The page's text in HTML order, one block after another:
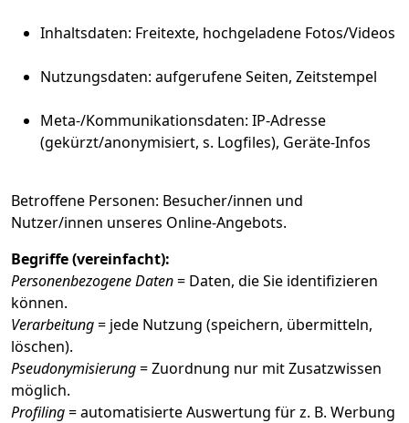
Inhaltsdaten: Freitexte, hochgeladene Fotos/Videos
Nutzungsdaten: aufgerufene Seiten, Zeitstempel
Meta-/Kommunikationsdaten: IP-Adresse
(gekürzt/anonymisiert, s. Logfiles), Geräte-Infos
Betroffene Personen: Besucher/innen und
Nutzer/innen unseres Online-Angebots.
Begriffe (vereinfacht):
Personenbezogene Daten= Daten, die Sie identifizieren
können.
Verarbeitung= jede Nutzung (speichern, übermitteln,
löschen).
Pseudonymisierung= Zuordnung nur mit Zusatzwissen
möglich.
Profiling= automatisierte Auswertung für z. B. Werbung